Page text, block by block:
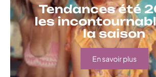
Tendances été
les
la saison
En savoir plus